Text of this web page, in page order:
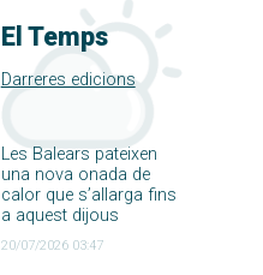
El Temps
Darreres edicions
Les Balears pateixen
una nova onada de
calor que s’allarga fins
a aquest dijous
20/07/2026 03:47